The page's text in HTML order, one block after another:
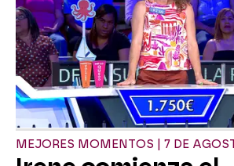
MEJORES MOMENTOS | 7 DE